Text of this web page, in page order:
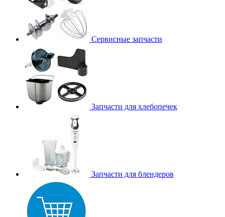
Сервисные запчасти
Запчасти для хлебопечек
Запчасти для блендеров